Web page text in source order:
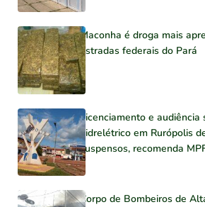
Maconha é droga mais
estradas federais do Pará
Licenciamento e audiência
hidrelétrico em Rurópolis
suspensos, recomenda
Corpo de Bombeiros de